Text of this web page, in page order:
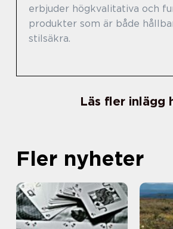
erbjuder högkvalitativa och
produkter som är både
stilsäkra.
Läs fler inlägg
Fler nyheter